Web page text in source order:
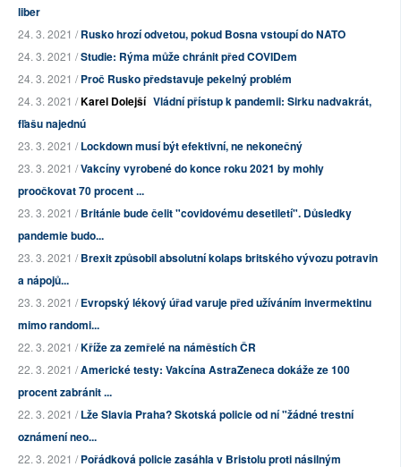
liber
24. 3. 2021 /Rusko hrozí odvetou, pokud Bosna vstoupí do NATO
24. 3. 2021 /Studie: Rýma může chránit před COVIDem
24. 3. 2021 /Proč Rusko představuje pekelný problém
24. 3. 2021 /Karel Dolejší Vládní přístup k pandemii: Sirku nadvakrát,
fľašu najednú
23. 3. 2021 /Lockdown musí být efektivní, ne nekonečný
23. 3. 2021 /Vakcíny vyrobené do konce roku 2021 by mohly
proočkovat 70 procent ...
23. 3. 2021 /Británie bude čelit "covidovému desetiletí". Důsledky
pandemie budo...
23. 3. 2021 /Brexit způsobil absolutní kolaps britského vývozu potravin
a nápojů...
23. 3. 2021 /Evropský lékový úřad varuje před užíváním invermektinu
mimo randomi...
22. 3. 2021 /Kříže za zemřelé na náměstích ČR
22. 3. 2021 /Americké testy: Vakcína AstraZeneca dokáže ze 100
procent zabránit ...
22. 3. 2021 /Lže Slavia Praha? Skotská policie od ní "žádné trestní
oznámení neo...
22. 3. 2021 /Pořádková policie zasáhla v Bristolu proti násilným